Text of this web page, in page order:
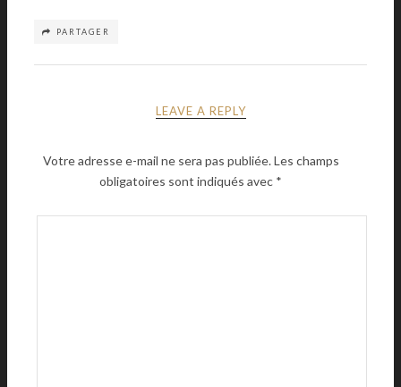
PARTAGER
LEAVE A REPLY
Votre adresse e-mail ne sera pas publiée.Les champs
obligatoires sont indiqués avec *